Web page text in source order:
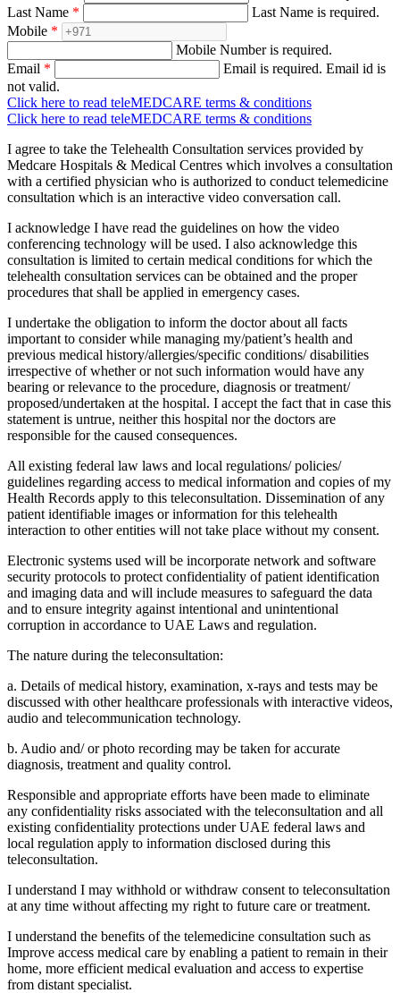
Last Name *
Last Name is required.
Mobile *
Mobile Number is required.
Email * Email is required. Email id is
not valid.
Click here to read teleMEDCARE terms & conditions
Click here to read teleMEDCARE terms & conditions
I agree to take the Telehealth Consultation services provided by
Medcare Hospitals & Medical Centres which involves a consultation
with a certified physician who is authorized to conduct telemedicine
consultation which is an interactive video conversation call.
I acknowledge I have read the guidelines on how the video
conferencing technology will be used. I also acknowledge this
consultation is limited to certain medical conditions for which the
telehealth consultation services can be obtained and the proper
procedures that shall be applied in emergency cases.
I undertake the obligation to inform the doctor about all facts
important to consider while managing my/patient’s health and
previous medical history/allergies/specific conditions/ disabilities
irrespective of whether or not such information would have any
bearing or relevance to the procedure, diagnosis or treatment/
proposed/undertaken at the hospital. I accept the fact that in case this
statement is untrue, neither this hospital nor the doctors are
responsible for the caused consequences.
All existing federal law laws and local regulations/ policies/
guidelines regarding access to medical information and copies of my
Health Records apply to this teleconsultation. Dissemination of any
patient identifiable images or information for this telehealth
interaction to other entities will not take place without my consent.
Electronic systems used will be incorporate network and software
security protocols to protect confidentiality of patient identification
and imaging data and will include measures to safeguard the data
and to ensure integrity against intentional and unintentional
corruption in accordance to UAE Laws and regulation.
The nature during the teleconsultation:
a. Details of medical history, examination, x-rays and tests may be
discussed with other healthcare professionals with interactive videos,
audio and telecommunication technology.
b. Audio and/ or photo recording may be taken for accurate
diagnosis, treatment and quality control.
Responsible and appropriate efforts have been made to eliminate
any confidentiality risks associated with the teleconsultation and all
existing confidentiality protections under UAE federal laws and
local regulation apply to information disclosed during this
teleconsultation.
I understand I may withhold or withdraw consent to teleconsultation
at any time without affecting my right to future care or treatment.
I understand the benefits of the telemedicine consultation such as
Improve access medical care by enabling a patient to remain in their
home, more efficient medical evaluation and access to expertise
from distant specialist.